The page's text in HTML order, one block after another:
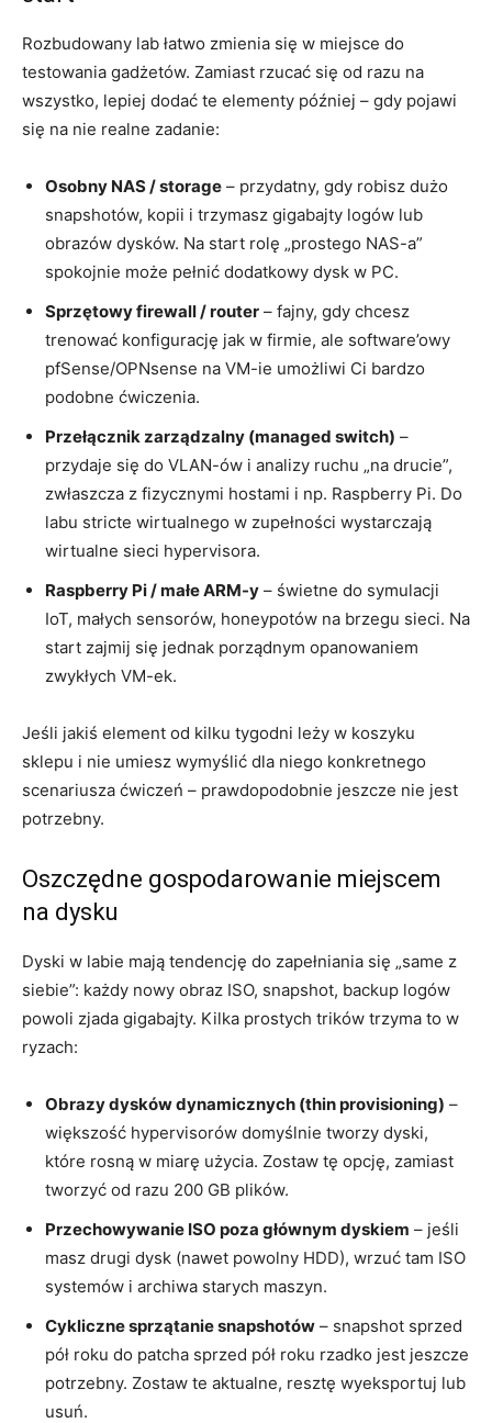
Rozbudowany lab łatwo zmienia się w miejsce do
testowania gadżetów. Zamiast rzucać się od razu na
wszystko, lepiej dodać te elementy później – gdy pojawi
się na nie realne zadanie:
Osobny NAS / storage – przydatny, gdy robisz dużo
snapshotów, kopii i trzymasz gigabajty logów lub
obrazów dysków. Na start rolę „prostego NAS-a”
spokojnie może pełnić dodatkowy dysk w PC.
Sprzętowy firewall / router – fajny, gdy chcesz
trenować konfigurację jak w firmie, ale software’owy
pfSense/OPNsense na VM-ie umożliwi Ci bardzo
podobne ćwiczenia.
Przełącznik zarządzalny (managed switch) –
przydaje się do VLAN-ów i analizy ruchu „na drucie”,
zwłaszcza z fizycznymi hostami i np. Raspberry Pi. Do
labu stricte wirtualnego w zupełności wystarczają
wirtualne sieci hypervisora.
Raspberry Pi / małe ARM-y – świetne do symulacji
IoT, małych sensorów, honeypotów na brzegu sieci. Na
start zajmij się jednak porządnym opanowaniem
zwykłych VM-ek.
Jeśli jakiś element od kilku tygodni leży w koszyku
sklepu i nie umiesz wymyślić dla niego konkretnego
scenariusza ćwiczeń – prawdopodobnie jeszcze nie jest
potrzebny.
Oszczędne gospodarowanie miejscem
na dysku
Dyski w labie mają tendencję do zapełniania się „same z
siebie”: każdy nowy obraz ISO, snapshot, backup logów
powoli zjada gigabajty. Kilka prostych trików trzyma to w
ryzach:
Obrazy dysków dynamicznych (thin provisioning) –
większość hypervisorów domyślnie tworzy dyski,
które rosną w miarę użycia. Zostaw tę opcję, zamiast
tworzyć od razu 200 GB plików.
Przechowywanie ISO poza głównym dyskiem – jeśli
masz drugi dysk (nawet powolny HDD), wrzuć tam ISO
systemów i archiwa starych maszyn.
Cykliczne sprzątanie snapshotów – snapshot sprzed
pół roku do patcha sprzed pół roku rzadko jest jeszcze
potrzebny. Zostaw te aktualne, resztę wyeksportuj lub
usuń.